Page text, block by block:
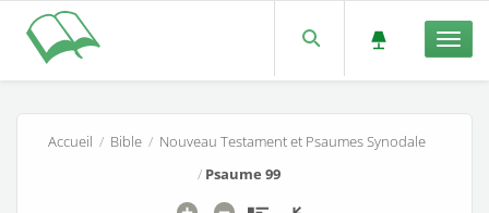
Accueil / Bible / Nouveau Testament et Psaumes Synodale
/ Psaume 99